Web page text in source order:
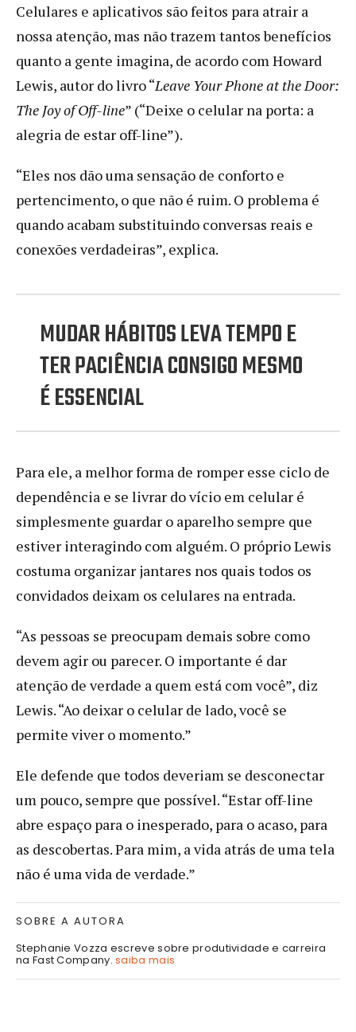
Celulares e aplicativos são feitos para atrair a
nossa atenção, mas não trazem tantos benefícios
quanto a gente imagina, de acordo com Howard
Lewis, autor do livro “Leave Your Phone at the Door:
The Joy of Off-line” (“Deixe o celular na porta: a
alegria de estar off-line”).
“Eles nos dão uma sensação de conforto e
pertencimento, o que não é ruim. O problema é
quando acabam substituindo conversas reais e
conexões verdadeiras”, explica.
MUDAR HÁBITOS LEVA TEMPO E
TER PACIÊNCIA CONSIGO MESMO
É ESSENCIAL
Para ele, a melhor forma de romper esse ciclo de
dependência e se livrar do vício em celular é
simplesmente guardar o aparelho sempre que
estiver interagindo com alguém. O próprio Lewis
costuma organizar jantares nos quais todos os
convidados deixam os celulares na entrada.
“As pessoas se preocupam demais sobre como
devem agir ou parecer. O importante é dar
atenção de verdade a quem está com você”, diz
Lewis. “Ao deixar o celular de lado, você se
permite viver o momento.”
Ele defende que todos deveriam se desconectar
um pouco, sempre que possível. “Estar off-line
abre espaço para o inesperado, para o acaso, para
as descobertas. Para mim, a vida atrás de uma tela
não é uma vida de verdade.”
SOBRE A AUTORA
Stephanie Vozza escreve sobre produtividade e carreira
na Fast Company.saiba mais